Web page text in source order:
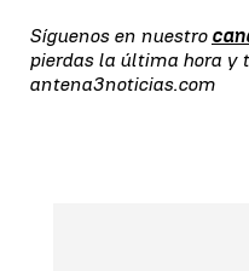
Síguenos en nuestro
pierdas la última hora y
antena3noticias.com